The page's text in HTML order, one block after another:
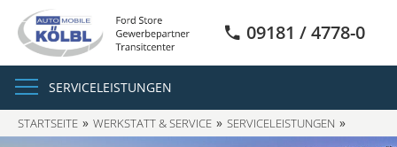
09181 / 4778-0
SERVICELEISTUNGEN
STARTSEITE WERKSTATT & SERVICE SERVICELEISTUNGEN